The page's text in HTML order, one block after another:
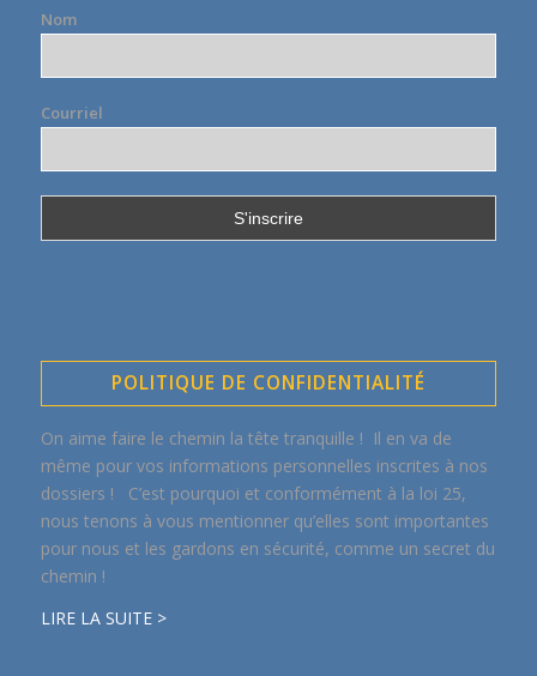
Nom
Courriel
POLITIQUE DE CONFIDENTIALITÉ
On aime faire le chemin la tête tranquille ! Il en va de
même pour vos informations personnelles inscrites à nos
dossiers ! C’est pourquoi et conformément à la loi 25,
nous tenons à vous mentionner qu’elles sont importantes
pour nous et les gardons en sécurité, comme un secret du
chemin !
LIRE LA SUITE >